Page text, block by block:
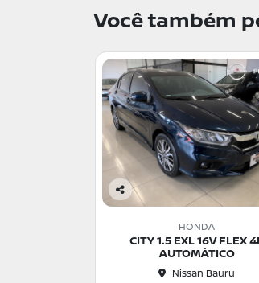
Você também
Co
HONDA
CITY 1.5 EXL 16V FLEX
AUTOMÁTICO
Nissan Bauru